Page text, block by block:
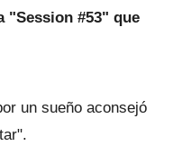
"Session #53" que
un sueño aconsejó